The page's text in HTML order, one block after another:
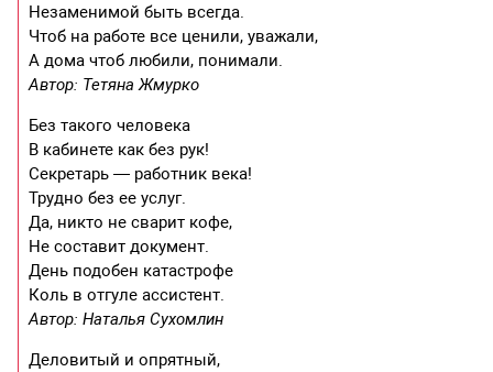
Незаменимой быть всегда.
Чтоб на работе все ценили, уважали,
А дома чтоб любили, понимали.
Автор: Тетяна Жмурко
Без такого человека
В кабинете как без рук!
Секретарь — работник века!
Трудно без ее услуг.
Да, никто не сварит кофе,
Не составит документ.
День подобен катастрофе
Коль в отгуле ассистент.
Автор: Наталья Сухомлин
Деловитый и опрятный,